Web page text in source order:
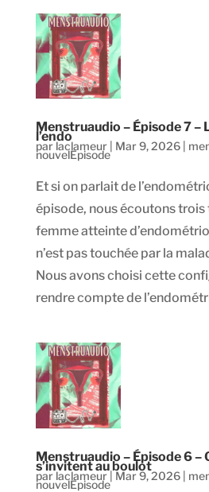
Menstruaudio – Épisode 7 –
l’endo
par laclameur| Mar 9, 2026|
nouvelEpisode
Et si on parlait de
épisode, nous écoutons trois
femme atteinte
n’est pas touchée par la
Nous avons choisi cette
rendre compte de
Menstruaudio – Épisode 6 –
s’invitent au boulot
par laclameur| Mar 9, 2026|
nouvelEpisode